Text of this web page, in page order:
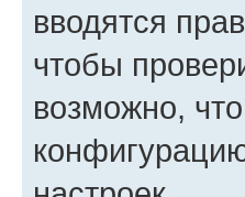
вводятся
чтобы
возможно,